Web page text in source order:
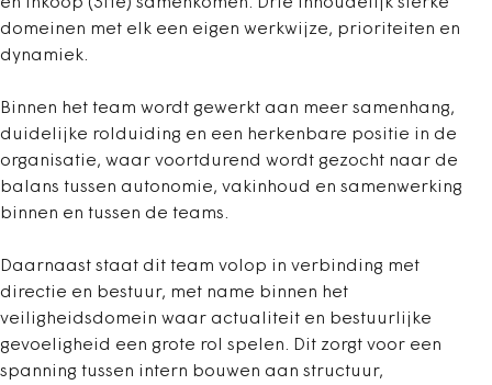
domeinen met elk een eigen werkwijze, prioriteiten en
dynamiek.
Binnen het team wordt gewerkt aan meer samenhang,
duidelijke rolduiding en een herkenbare positie in de
organisatie, waar voortdurend wordt gezocht naar de
balans tussen autonomie, vakinhoud en samenwerking
binnen en tussen de teams.
Daarnaast staat dit team volop in verbinding met
directie en bestuur, met name binnen het
veiligheidsdomein waar actualiteit en bestuurlijke
gevoeligheid een grote rol spelen. Dit zorgt voor een
spanning tussen intern bouwen aan structuur,